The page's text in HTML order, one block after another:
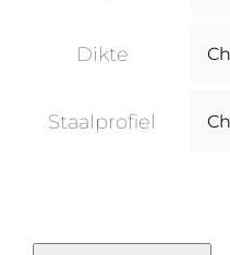
Dikte
Staalprofiel